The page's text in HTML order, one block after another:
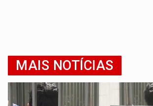
MAIS NOTÍCIAS